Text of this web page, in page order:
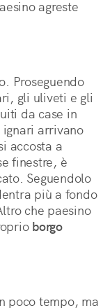
Proseguendo
gli uliveti e gli
da case in
pietra. Ed è allora che i viaggiatori ignari arrivano
accosta a
finestre, è
Seguendolo
più a fondo
che paesino
borgo
poco tempo, ma